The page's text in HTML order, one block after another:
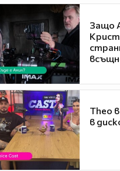
Защо
Theo
в